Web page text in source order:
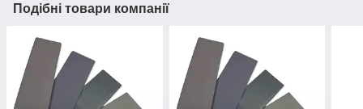
Подібні товари компанії